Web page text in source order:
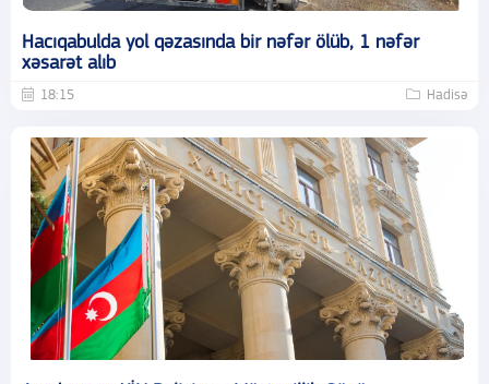
Hacıqabulda yol qəzasında bir nəfər ölüb, 1 nəfər
xəsarət alıb
18:15 Hadisə